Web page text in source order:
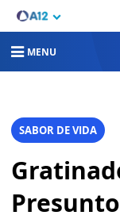
MENU
SABOR DE VIDA